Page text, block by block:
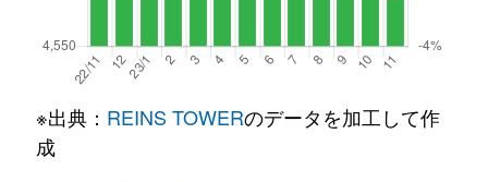
※出典： REINS TOWERのデータを加工して作
成